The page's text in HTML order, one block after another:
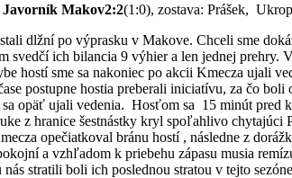
Javorník Makov2:2(1:0), zostava: Prášek,
dlžní po výprasku v Makove. Chceli sme
ich bilancia 9 výhier a len jednej prehry.
hostí sme sa nakoniec po akcii Kmecza ujali
postupne hostia preberali iniciatívu, za čo
sa opäť ujali vedenia. Hosťom sa 15 minút
z hranice šestnástky kryl spoľahlivo
opečiatkoval bránu hostí , následne z
a vzhľadom k priebehu zápasu musia
stratili boli ich poslednou stratou v tejto